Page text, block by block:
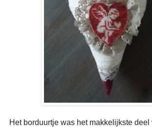
Het borduurtje was het makkelijkste deel